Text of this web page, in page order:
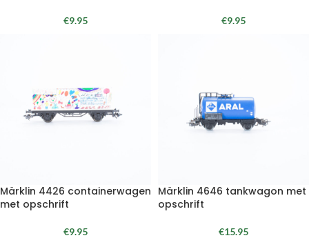
€9.95 €9.95
Märklin 4426 containerwagen
met opschrift
€9.95
Märklin 4646 tankwagon met
opschrift
€15.95